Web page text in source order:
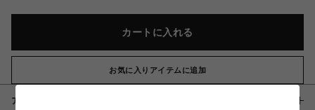
カートに入れる
お気に入りアイテムに追加
アイテム説明 / 素材